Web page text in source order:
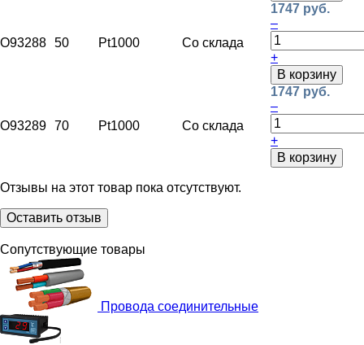
O93288 50 Pt1000 Со склада
1747 руб.
–
+
В корзину
O93289 70 Pt1000 Со склада
1747 руб.
–
+
В корзину
Отзывы на этот товар пока отсутствуют.
Оставить отзыв
Сопутствующие товары
Провода соединительные